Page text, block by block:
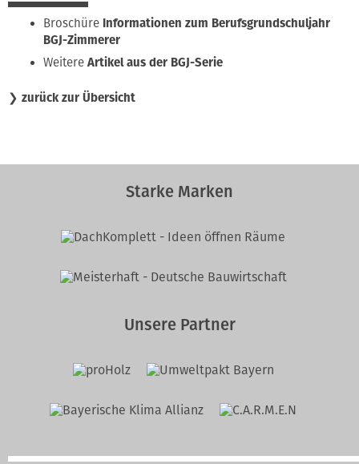
Broschüre Informationen zum Berufsgrundschuljahr
BGJ-Zimmerer
Weitere Artikel aus der BGJ-Serie
❯ zurück zur Übersicht
Starke Marken
Unsere Partner